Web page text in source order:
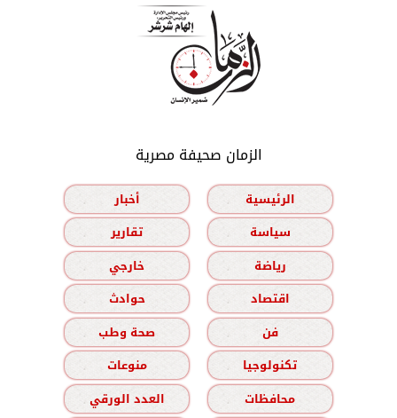
الزمان صحيفة مصرية
الرئيسية
أخبار
سياسة
تقارير
رياضة
خارجي
اقتصاد
حوادث
فن
صحة وطب
تكنولوجيا
منوعات
محافظات
العدد الورقي